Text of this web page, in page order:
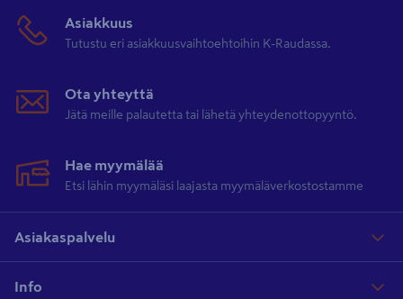
Asiakkuus
Tutustu eri asiakkuusvaihtoehtoihin K-Raudassa.
Ota yhteyttä
Jätä meille palautetta tai lähetä yhteydenottopyyntö.
Hae myymälää
Etsi lähin myymäläsi laajasta myymäläverkostostamme
Asiakaspalvelu
Info